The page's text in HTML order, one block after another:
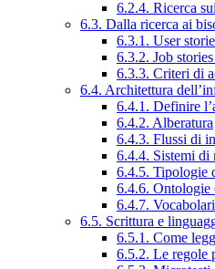
6.2.4. Ricerca
6.3. Dalla ricerca ai
6.3.1. User
6.3.2. Job
6.3.3. Criteri di
6.4. Architettura
6.4.1. Definire
6.4.2. Alberatura
6.4.3. Flussi di
6.4.4. Sistemi di
6.4.5. Tipologie
6.4.6. Ontologie
6.4.7.
6.5. Scrittura e
6.5.1. Come
6.5.2. Le regole